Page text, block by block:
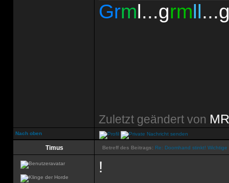
Grml...grmll
Zuletzt geändert von
Nach oben
Timus Betreff des Beitrags: Re: Doomhand stinkt! Wichtige
!